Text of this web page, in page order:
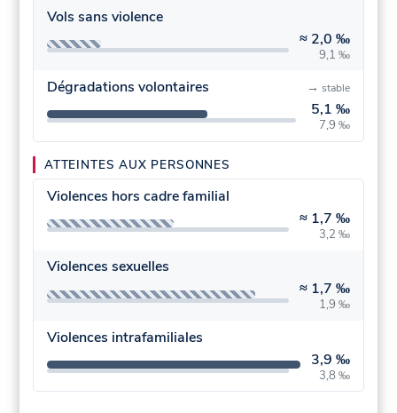
Vols sans violence
≈ 2,0 ‰
9,1 ‰
Dégradations volontaires
5,1 ‰
7,9 ‰
→ stable
ATTEINTES AUX PERSONNES
Violences hors cadre familial
≈ 1,7 ‰
3,2 ‰
Violences sexuelles
≈ 1,7 ‰
1,9 ‰
Violences intrafamiliales
3,9 ‰
3,8 ‰